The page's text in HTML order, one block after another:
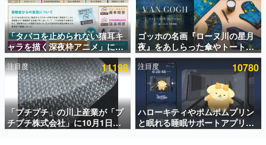
ゲームの企画書
名作ゲームクリエイターの方々に製作時のエピソードをお
聞きし、ヒットする企画（ゲーム）とは何か？を探ってい
きます。
赫本
この物語を解いてはいけない。『赫本』は、〈試験問題〉
の形をした短編ホラー小説集です。
新世代に訊く
これからのデジタルゲーム市場を担う若きクリエイター達
の姿を追い、彼らのルーツと情熱を探っていきます。
「タバコを止められない猫耳キ
ャラを描く深夜枠アニメ」に視
聴者の一部から批判意見。違法
薬物の使用と思しき描写も含め
て、BPOが議論を交わす
ゴッホの名画『ローヌ川の星月
夜』をあしらった傘やトートバ
ッグなどが登場。8月7日21時よ
り2日間限定で予約販売
注目度 11198
「プチプチ」の川上産業が「プ
チプチ株式会社」に10月1日よ
り社名変更へ。創業58年で初め
注目度 10780
ハローキティやポムポムプリン
と眠れる睡眠サポートアプリ
『ゆめたび』が配信中。キャラ